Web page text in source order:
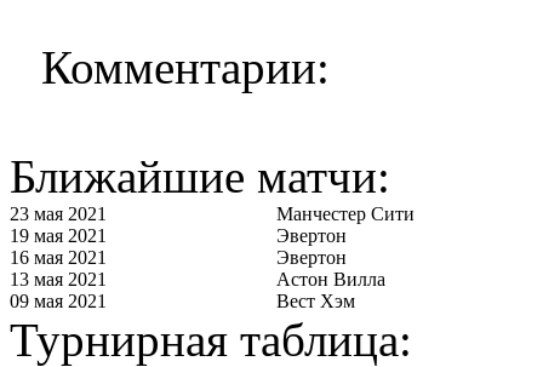
Комментарии:
Ближайшие матчи:
23 мая 2021
Манчестер Сити
19 мая 2021
Эвертон
16 мая 2021
Эвертон
13 мая 2021
Астон Вилла
09 мая 2021
Вест Хэм
Турнирная таблица: